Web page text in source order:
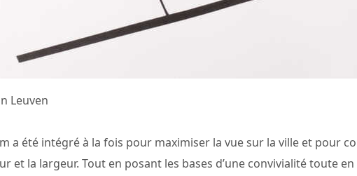
Leuven
a été intégré à la fois pour maximiser la vue sur la ville et pour
et la largeur. Tout en posant les bases d’une convivialité toute en